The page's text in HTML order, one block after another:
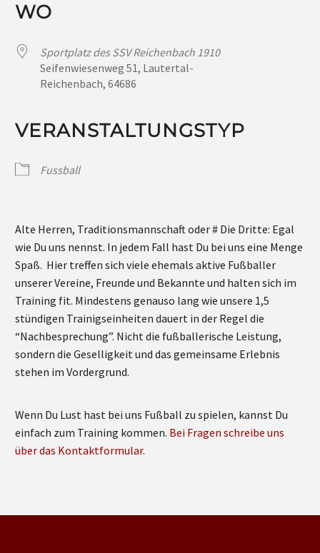
WO
Sportplatz des SSV Reichenbach 1910
Seifenwiesenweg 51, Lautertal-
Reichenbach, 64686
VERANSTALTUNGSTYP
Fussball
Alte Herren, Traditionsmannschaft oder # Die Dritte: Egal
wie Du uns nennst. In jedem Fall hast Du bei uns eine Menge
Spaß. Hier treffen sich viele ehemals aktive Fußballer
unserer Vereine, Freunde und Bekannte und halten sich im
Training fit. Mindestens genauso lang wie unsere 1,5
stündigen Trainigseinheiten dauert in der Regel die
“Nachbesprechung”. Nicht die fußballerische Leistung,
sondern die Geselligkeit und das gemeinsame Erlebnis
stehen im Vordergrund.
Wenn Du Lust hast bei uns Fußball zu spielen, kannst Du
einfach zum Training kommen. Bei Fragen schreibe uns
über das Kontaktformular.